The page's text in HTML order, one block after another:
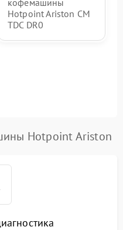
кофемашины
Hotpoint Ariston CM
TDC DR0
Hotpoint Ariston